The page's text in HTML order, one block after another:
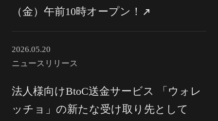
（金）午前10時オープン！
2026.05.20
ニュースリリース
法人様向けBtoC送金サービス 「ウォレ
ッチョ」の新たな受け取り先として